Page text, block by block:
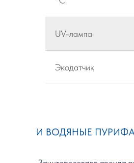
UV-лампа
Экодатчик
И ВОДЯНЫЕ